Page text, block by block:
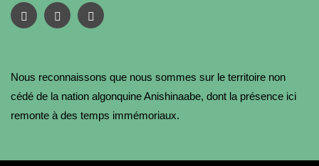
Nous reconnaissons que nous sommes sur le territoire non
cédé de la nation algonquine Anishinaabe, dont la présence ici
remonte à des temps immémoriaux.